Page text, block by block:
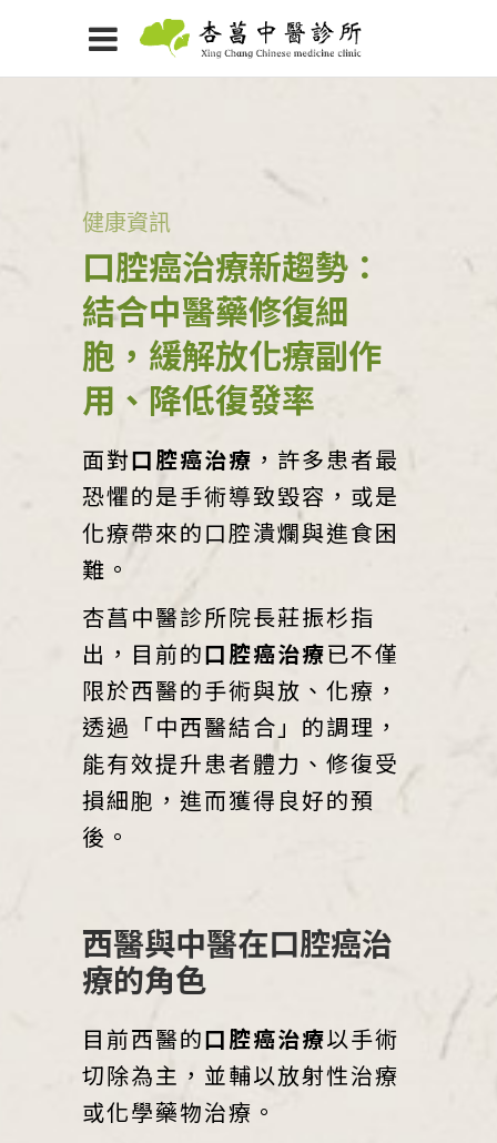
健康資訊
口腔癌治療新趨勢：
結合中醫藥修復細
胞，緩解放化療副作
用、降低復發率
面對口腔癌治療 ，許多患者最
恐懼的是手術導致毀容，或是
化療帶來的口腔潰爛與進食困
難。
杏菖中醫診所院長莊振杉指
出，目前的口腔癌治療已不僅
限於西醫的手術與放、化療，
透過「中西醫結合」的調理，
能有效提升患者體力、修復受
損細胞，進而獲得良好的預
後。
西醫與中醫在口腔癌治
療的角色
目前西醫的口腔癌治療以手術
切除為主，並輔以放射性治療
或化學藥物治療。